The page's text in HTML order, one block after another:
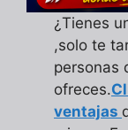
¿Tienes
,solo te
personas
ofreces.
ventajas